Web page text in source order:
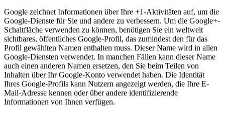
Google zeichnet Informationen über Ihre +1-Aktivitäten auf, um die
Google-Dienste für Sie und andere zu verbessern. Um die Google+-
Schaltfläche verwenden zu können, benötigen Sie ein weltweit
sichtbares, öffentliches Google-Profil, das zumindest den für das
Profil gewählten Namen enthalten muss. Dieser Name wird in allen
Google-Diensten verwendet. In manchen Fällen kann dieser Name
auch einen anderen Namen ersetzen, den Sie beim Teilen von
Inhalten über Ihr Google-Konto verwendet haben. Die Identität
Ihres Google-Profils kann Nutzern angezeigt werden, die Ihre E-
Mail-Adresse kennen oder über andere identifizierende
Informationen von Ihnen verfügen.